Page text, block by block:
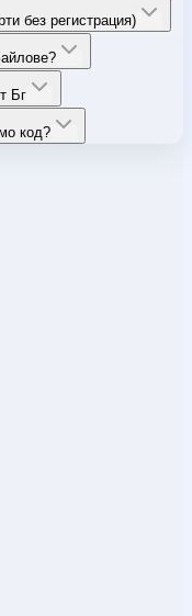
карти без регистрация)
Бг
код?